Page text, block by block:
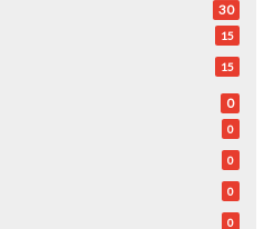
30
15
15
0
0
0
0
0